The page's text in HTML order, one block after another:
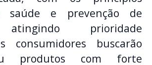
saúde e prevenção de
atingindo prioridade
consumidores buscarão
produtos com forte